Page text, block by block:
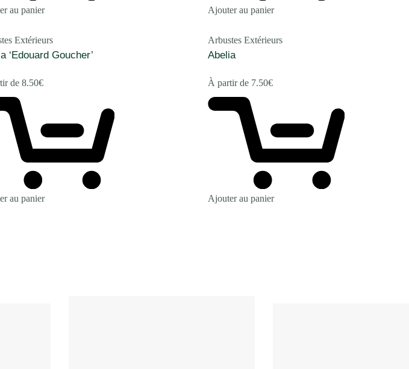
au panier Ajouter au panier
Extérieurs
‘Edouard Goucher’
de 8.50€
au panier
Arbustes Extérieurs
Abelia
À partir de 7.50€
Ajouter au panier